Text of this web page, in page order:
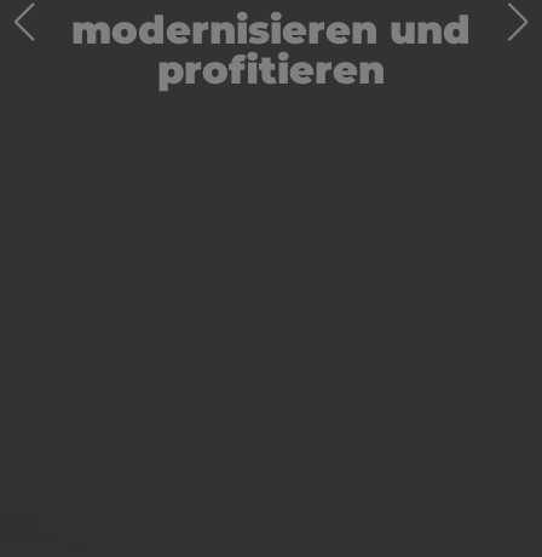
mit